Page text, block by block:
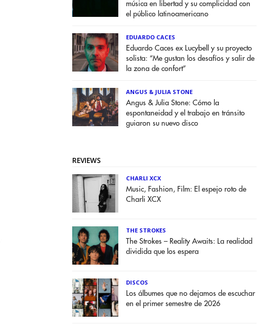
música en libertad y su complicidad con
el público latinoamericano
EDUARDO CACES
Eduardo Caces ex Lucybell y su proyecto
solista: “Me gustan los desafíos y salir de
la zona de confort”
ANGUS & JULIA STONE
Angus & Julia Stone: Cómo la
espontaneidad y el trabajo en tránsito
guiaron su nuevo disco
REVIEWS
CHARLI XCX
Music, Fashion, Film: El espejo roto de
Charli XCX
THE STROKES
The Strokes – Reality Awaits: La realidad
dividida que los espera
DISCOS
Los álbumes que no dejamos de escuchar
en el primer semestre de 2026